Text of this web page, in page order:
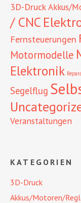
3D-DruckAkkus/
/ CNC
Fernsteuerungen
Motormodelle
Elektronik
Segelflug
Veranstaltungen
KATEGORIEN
3D-Druck
Akkus/Motoren/